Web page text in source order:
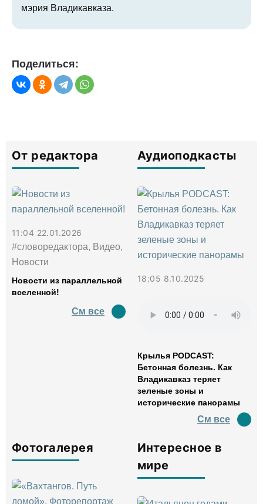
мэрия Владикавказа.
Поделиться:
От редактора
11:04 22.01.2026
#словоредактора, Видео,
Новости
Новости из параллельной
вселенной!
См все
Аудиоподкасты
18:05 8.10.2025
Крылья PODCAST:
Бетонная болезнь. Как
Владикавказ теряет
зеленые зоны и
исторические панорамы
См все
Фотогалерея
Интересное в
мире